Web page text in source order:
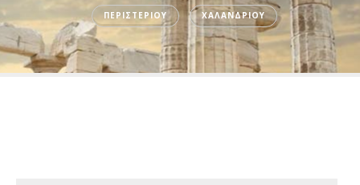
ΠΕΡΙΣΤΕΡΙΟΥ ΧΑΛΑΝΔΡΙΟΥ